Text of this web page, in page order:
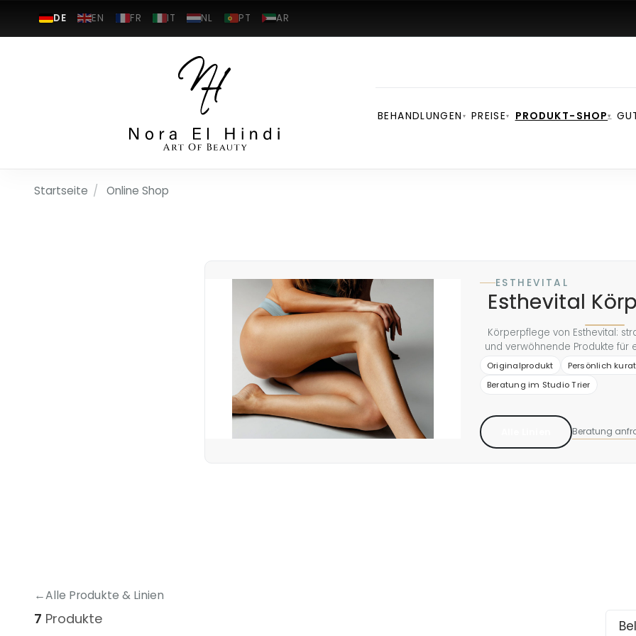
DE EN FR IT NL PT AR
BEHANDLUNGEN ▾ PREISE▾ PRODUKT-SHOP▾
Startseite / Online Shop
ESTHEVITAL
Esthevital
Körperpflege von Esthevital:
und verwöhnende Produkte für
gut durchfeuchtete Haut.
und -peelings für intensive
Originalprodukt
Persönlich
Beratung im Studio Trier
Beratung
←Alle Produkte & Linien
7 Produkte